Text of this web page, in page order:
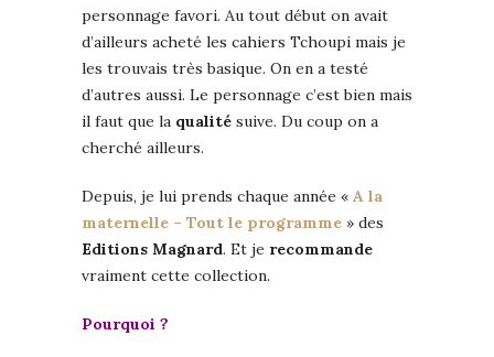
personnage favori. Au tout début on avait
d’ailleurs acheté les cahiers Tchoupi mais je
les trouvais très basique. On en a testé
d’autres aussi. Le personnage c’est bien mais
il faut que la qualité suive. Du coup on a
cherché ailleurs.
Depuis, je lui prends chaque année « A la
maternelle – Tout le programme » des
Editions Magnard. Et je recommande
vraiment cette collection.
Pourquoi ?